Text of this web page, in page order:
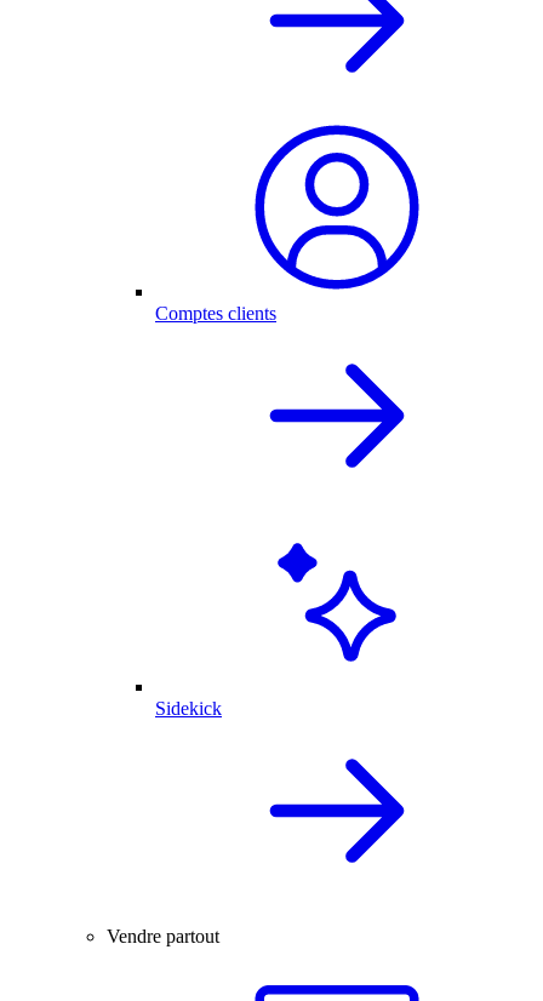
Comptes clients
Sidekick
Vendre partout